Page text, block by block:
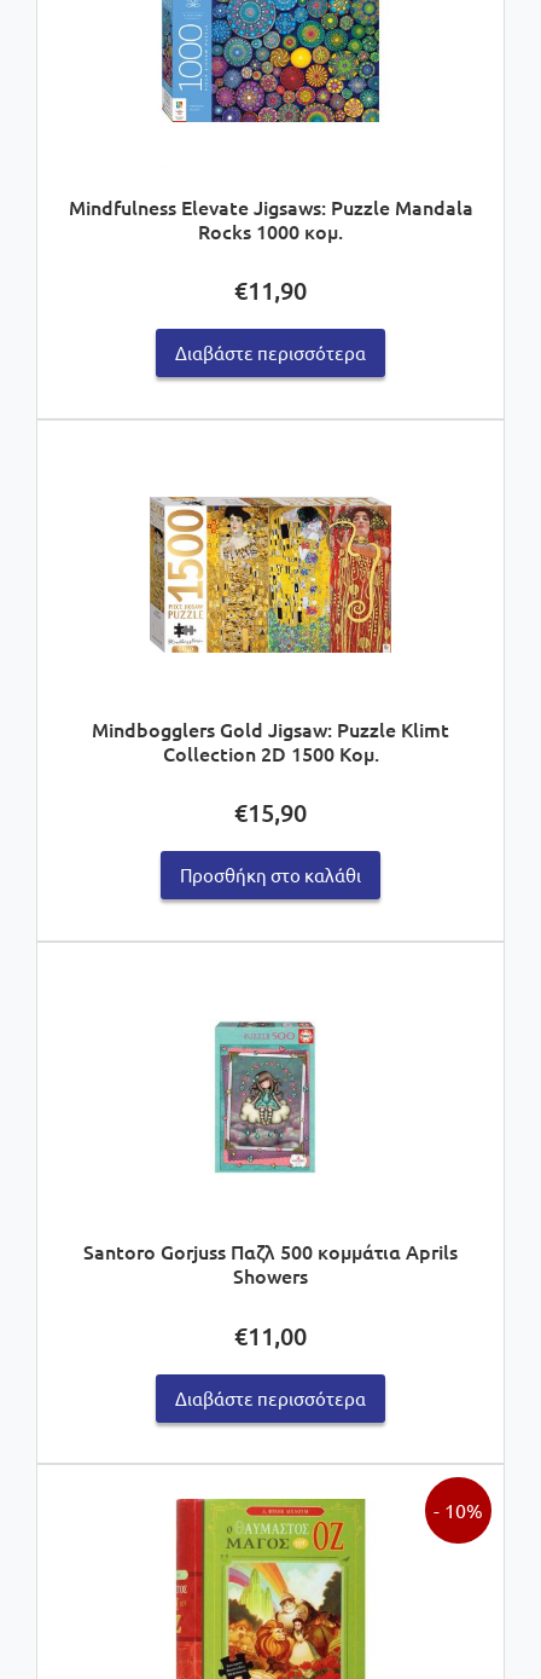
Mindfulness Elevate Jigsaws: Puzzle Mandala
Rocks 1000 κομ.
€11,90
Διαβάστε περισσότερα
Mindbogglers Gold Jigsaw: Puzzle Klimt
Collection 2D 1500 Κομ.
€15,90
Προσθήκη στο καλάθι
Santoro Gorjuss Παζλ 500 κομμάτια Aprils
Showers
€11,00
Διαβάστε περισσότερα
- 10%